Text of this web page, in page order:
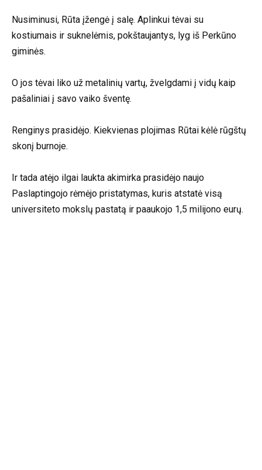
Nusiminusi, Rūta įžengė į salę. Aplinkui tėvai su
kostiumais ir suknelėmis, pokštaujantys, lyg iš Perkūno
giminės.
O jos tėvai liko už metalinių vartų, žvelgdami į vidų kaip
pašaliniai į savo vaiko šventę.
Renginys prasidėjo. Kiekvienas plojimas Rūtai kėlė rūgštų
skonį burnoje.
Ir tada atėjo ilgai laukta akimirka prasidėjo naujo
Paslaptingojo rėmėjo pristatymas, kuris atstatė visą
universiteto mokslų pastatą ir paaukojo 1,5 milijono eurų.